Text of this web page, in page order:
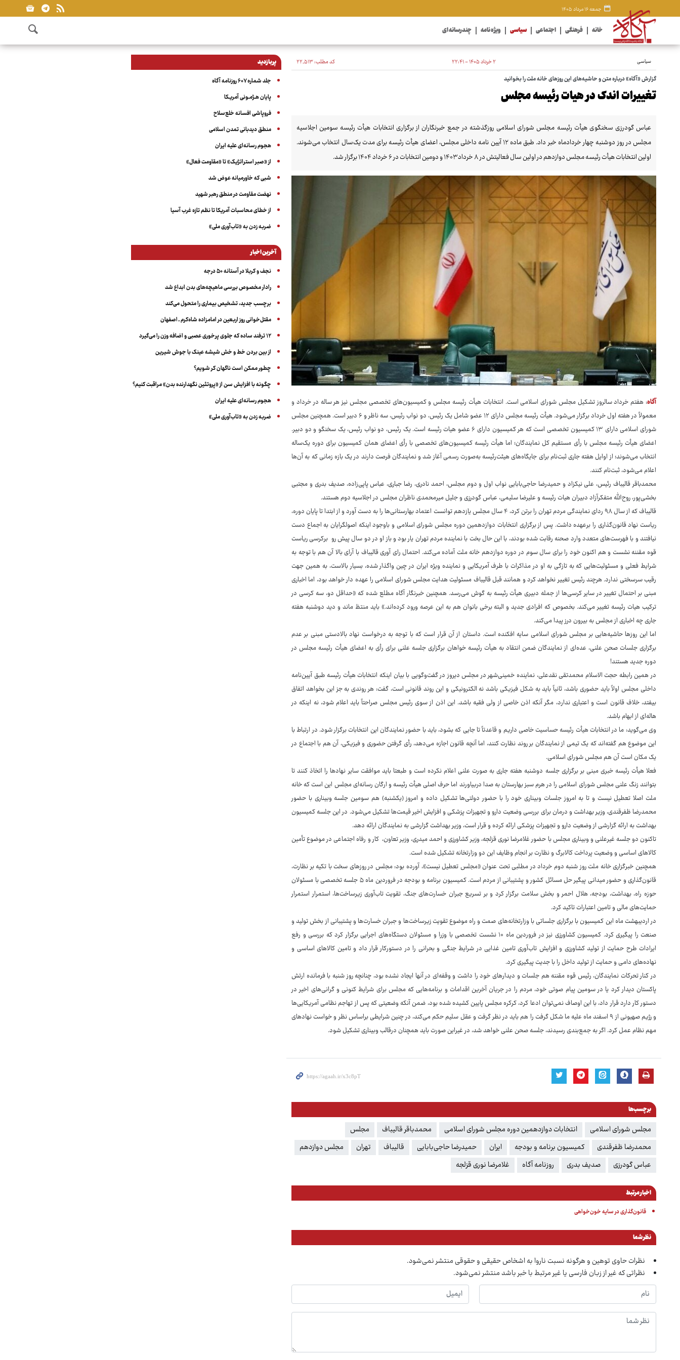
جمعه ۱۶ مرداد ۱۴۰۵
خانه فرهنگی اجتماعی سیاسی ویژه نامه چندرسانه ای
سیاسی ۲ خرداد ۱۴۰۵ - ۲۲:۴۱ کد مطلب:۲۲٬۵۱۳
گزارش «آگاه» درباره متن و حاشیه‌های این روزهای خانه ملت را بخوانید
تغییرات اندک در هیات رئیسه مجلس
عباس گودرزی سخنگوی هیأت رئیسه مجلس شورای اسلامی روزگذشته در جمع خبرنگاران از برگزاری انتخابات هیأت رئیسه سومین اجلاسیه
مجلس در روز دوشنبه چهار خردادماه خبر داد. طبق ماده ۱۲ آیین نامه داخلی مجلس، اعضای هیأت رئیسه برای مدت یک‌سال انتخاب می‌شوند.
اولین انتخابات هیأت رئیسه مجلس دوازدهم در اولین سال فعالیتش در ۸ خرداد ۱۴۰۳ و دومین انتخابات در ۶ خرداد ۱۴۰۴ برگزار شد.
آگاه: هفتم خرداد سالروز تشکیل مجلس شورای اسلامی است. انتخابات هیأت رئیسه مجلس و کمیسیون‌های تخصصی مجلس نیز هر ساله در خرداد و
معمولاً در هفته اول خرداد برگزار می‌شود. هیأت رئیسه مجلس دارای ١٢ عضو شامل یک رئیس، دو نواب رئیس، سه ناظر و ۶ دبیر است. همچنین مجلس
شورای اسلامی دارای ١٣ کمیسیون تخصصی است که هر کمیسیون دارای ۶ عضو هیات رئیسه است. یک رئیس، دو نواب رئیس، یک سخنگو و دو دبیر.
اعضای هیأت رئیسه مجلس با رأی مستقیم کل نمایندگان؛ اما هیأت رئیسه کمیسیون‌های تخصصی با رأی اعضای همان کمیسیون برای دوره یک‌ساله
انتخاب می‌شوند؛ از اوایل هفته جاری ثبت‌نام برای جایگاه‌های هیئت‌رئیسه به‌صورت رسمی آغاز شد و نمایندگان فرصت دارند در یک بازه زمانی که به آن‌ها
اعلام می‌شود، ثبت‌نام کنند.
محمدباقر قالیباف رئیس، علی نیکزاد و حمیدرضا حاجی‌بابایی نواب اول و دوم مجلس، احمد نادری، رضا جباری، عباس پاپی‌زاده، صدیف بدری و مجتبی
بخشی‌پور، روح‌الله متفکرآزاد دبیران هیات رئیسه و علیرضا سلیمی، عباس گودرزی و جلیل میرمحمدی ناظران مجلس در اجلاسیه دوم هستند.
قالیباف که از سال ۹۸ ردای نمایندگی مردم تهران را برتن کرد، ۴ سال مجلس یازدهم توانست اعتماد بهارستانی‌ها را به دست آورد و از ابتدا تا پایان دوره،
ریاست نهاد قانون‌گذاری را برعهده داشت. پس از برگزاری انتخابات دوازدهمین دوره مجلس شورای اسلامی و باوجود اینکه اصولگرایان به اجماع دست
نیافتند و با فهرست‌های متعدد وارد صحنه رقابت شده بودند، با این حال بخت با نماینده مردم تهران یار بود و باز او در دو سال پیش رو برکرسی ریاست
قوه مقننه نشست و هم اکنون خود را برای سال سوم در دوره دوازدهم خانه ملت آماده می‌کند. احتمال رای آوری قالیباف با آرای بالا آن هم با توجه به
شرایط فعلی و مسئولیت‌هایی که به تازگی به او در مذاکرات با طرف آمریکایی و نماینده ویژه ایران در چین واگذار شده، بسیار بالاست، به همین جهت
رقیب سرسختی ندارد. هرچند رئیس تغییر نخواهد کرد و همانند قبل قالیباف مسئولیت هدایت مجلس شورای اسلامی را عهده دار خواهد بود، اما اخباری
مبنی بر احتمال تغییر در سایر کرسی‌ها از جمله دبیری هیأت رئیسه به گوش می‌رسد. همچنین خبرنگار آگاه مطلع شده که «حداقل دو، سه کرسی در
ترکیب هیات رئیسه تغییر می‌کند. بخصوص که افرادی جدید و البته برخی بانوان هم به این عرصه ورود کرده‌اند.» باید منتظ ماند و دید دوشنبه هفته
جاری چه اخباری از مجلس به بیرون درز پیدا می‌کند.
اما این روزها حاشیه‌هایی بر مجلس شورای اسلامی سایه افکنده است. داستان از آن قرار است که با توجه به درخواست نهاد بالادستی مبنی بر عدم
برگزاری جلسات صحن علنی، عده‌ای از نمایندگان ضمن انتقاد به هیأت رئیسه خواهان برگزاری جلسه علنی برای رأی به اعضای هیأت رئیسه مجلس در
دوره جدید هستند!
در همین رابطه حجت الاسلام محمدتقی نقدعلی، نماینده خمینی‌شهر در مجلس دیروز در گفت‌وگویی با بیان اینکه انتخابات هیأت رئیسه طبق آیین‌نامه
داخلی مجلس اولاً باید حضوری باشد، ثانیاً باید به شکل فیزیکی باشد نه الکترونیکی و این روند قانونی است، گفت: هر روندی به جز این بخواهد اتفاق
بیفتد، خلاف قانون است و اعتباری ندارد، مگر آنکه اذن خاصی از ولی فقیه باشد. این اذن از سوی رئیس مجلس صراحتاً باید اعلام شود، نه اینکه در
هاله‌ای از ابهام باشد.
وی می‌گوید: ما در انتخابات هیأت رئیسه حساسیت خاصی داریم و قاعدتاً تا جایی که بشود، باید با حضور نمایندگان این انتخابات برگزار شود. در ارتباط با
این موضوع هم گفته‌اند که یک تیمی از نمایندگان بر روند نظارت کنند، اما آنچه قانون اجازه می‌دهد، رأی گرفتن حضوری و فیزیکی، آن هم با اجتماع در
یک مکان است آن هم مجلس شورای اسلامی.
فعلا هیأت رئیسه خبری مبنی بر برگزاری جلسه دوشنبه هفته جاری به صورت علنی اعلام نکرده است و طبعتا باید موافقت سایر نهادها را اتخاذ کنند تا
بتوانند زنگ علنی مجلس شورای اسلامی را در هرم سبز بهارستان به صدا دربیاورند اما حرف اصلی هیأت رئیسه و ارگان رسانه‌ای مجلس این است که خانه
ملت اصلا تعطیل نیست و تا به امروز جلسات وبیناری خود را با حضور دولتی‌ها تشکیل داده و امروز (یکشنبه) هم سومین جلسه وبیناری با حضور
محمدرضا ظفرقندی، وزیر بهداشت و درمان برای بررسی وضعیت دارو و تجهیزات پزشکی و افزایش اخیر قیمت‌ها تشکیل می‌شود. در این جلسه کمیسیون
بهداشت به ارائه گزارشی از وضعیت دارو و تجهیزات پزشکی ارائه کرده و قرار است، وزیر بهداشت گزارشی به نمایندگان ارائه دهد.
تاکنون دو جلسه غیرعلنی و وبیناری مجلس با حضور غلامرضا نوری قزلجه، وزیر کشاورزی و احمد میدری، وزیر تعاون، ‌ کار و رفاه اجتماعی در موضوع تأمین
کالاهای اساسی و وضعیت پرداخت کالابرگ و نظارت بر انجام وظایف این دو وزارتخانه تشکیل شده است.
همچنین خبرگزاری خانه ملت روز شنبه دوم خرداد در مطلبی تحت عنوان «مجلس تعطیل نیست»، آورده بود: مجلس در روزهای سخت با تکیه بر نظارت،
قانون‌گذاری ‌و حضور میدانی پیگیر حل مسائل کشور و پشتیبانی از مردم است. کمیسیون برنامه و بودجه در فروردین ماه ۵ جلسه تخصصی با مسئولان
حوزه راه، بهداشت، بودجه، هلال احمر و بخش سلامت برگزار کرد و بر تسریع جبران خسارت‌های جنگ، تقویت تاب‌آوری زیرساخت‌ها، استمرار استمرار
حمایت‌های مالی و تامین اعتبارات تاکید کرد.
در اردیبهشت ماه این کمیسیون با برگزاری جلساتی با وزارتخانه‌های صمت و راه موضوع تقویت زیرساخت‌ها و جبران خسارت‌ها و پشتیبانی از بخش تولید و
صنعت را پیگیری کرد. کمیسیون کشاورزی نیز در فروردین ماه ۱۰ نشست تخصصی با وزرا و مسئولان دستگاه‌های اجرایی برگزار کرد که بررسی و رفع
ایرادات طرح حمایت از تولید کشاورزی و افزایش تاب‌آوری تامین غذایی در شرایط جنگی و بحرانی را در دستورکار قرار داد و تامین کالاهای اساسی و
نهاده‌های دامی و حمایت از تولید داخل را با جدیت پیگیری کرد.
در کنار تحرکات نمایندگان، رئیس قوه مقننه هم جلسات و دیدارهای خود را داشت و وقفه‌ای در آنها ایجاد نشده بود، چنانچه روز شنبه با فرمانده ارتش
پاکستان دیدار کرد یا در سومین پیام صوتی خود، مردم را در جریان آخرین اقدامات و برنامه‌هایی که مجلس برای شرایط کنونی و گرانی‌های اخیر در
دستور کار دارد قرار داد، با این اوصاف نمی‌توان ادعا کرد، کرکره مجلس پایین کشیده شده بود، ضمن آنکه وضعیتی که پس از تهاجم نظامی آمریکایی‌ها
و رژیم صهیونی از ۹ اسفند ماه علیه ما شکل گرفت را هم باید در نظر گرفت و عقل سلیم حکم می‌کند، در چنین شرایطی براساس نظر و خواست نهادهای
مهم نظام عمل کرد. اگر به جمع‌بندی رسیدند، جلسه صحن علنی خواهد شد، در غیراین صورت باید همچنان درقالب وبیناری تشکیل شود.
برچسب‌ها
مجلس شورای اسلامی انتخابات دوازدهمین دوره مجلس شورای اسلامی محمدباقر قالیباف
مجلس
محمدرضا ظفرقندی
کمیسیون برنامه و بودجه ایران حمیدرضا حاجی‌بابایی قالیباف تهران
مجلس دوازدهم
عباس گودرزی
صدیف بدری روزنامه آگاه غلامرضا نوری قزلجه
اخبار مرتبط
قانون‌گذاری در سایه خون‌خواهی
نظر شما
نظرات حاوی توهین و هرگونه نسبت ناروا به اشخاص حقیقی و حقوقی منتشر نمی‌شود.
نظراتی که غیر از زبان فارسی یا غیر مرتبط با خبر باشد منتشر نمی‌شود.
پربازدید
جلد شماره ۶۰۷ روزنامه آگاه
پایان هـژمـونی آمریـکا
فروپاشی افسانه خلع‌سلاح
منطق دیدبانی تمدن اسلامی
هجوم رسانه‌ای علیه ایران
از «صبر استراتژیک» تا «مقاومت فعال»
شبی که خاورمیانه عوض شد
نهضت مقاومت در منطق رهبر شهید
از خطای محاسبات آمریکا تا نظم تازه غرب آسیا
ضربه زدن به «تاب‌آوری ملی»
آخرین اخبار
نجف و کربلا در آستانه ۵۰ درجه
رادار مخصوص بررسی ماهیچه‌های بدن ابداع شد
برچسب جدید، تشخیص بیماری را متحول می‌کند
مقتل‌خوانی روز اربعین در امامزاده شاه‌کرم ـ اصفهان
۱۲ ترفند ساده که جلوی پرخوری عصبی و اضافه ‌وزن را می‌گیرد
از بین بردن خط و خش شیشه عینک با جوش شیرین
چطور ممکن است ناگهان کر شویم؟
چگونه با افزایش سن از «پروتئین نگهدارنده بدن» مراقبت کنیم؟
هجوم رسانه‌ای علیه ایران
ضربه زدن به «تاب‌آوری ملی»